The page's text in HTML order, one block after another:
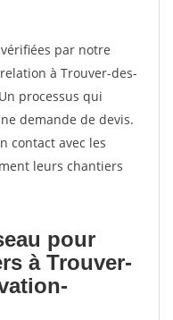
par notre
à Trouver-des-
processus qui
demande de devis.
contact avec les
leurs chantiers
pour
à Trouver-